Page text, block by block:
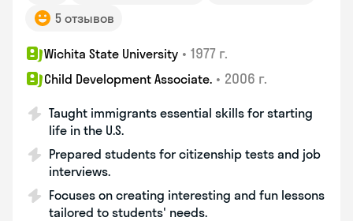
5 отзывов
Wichita State University • 1977 г.
Child Development Associate. • 2006 г.
Taught immigrants essential skills for starting
life in the U.S.
Prepared students for citizenship tests and job
interviews.
Focuses on creating interesting and fun lessons
tailored to students' needs.